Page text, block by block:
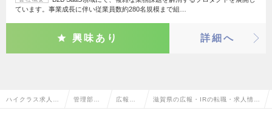
ています。事業成長に伴い従業員数約280名規模まで組…
興味あり 詳細へ
ハイクラス求人T 管理部門 広報・I 滋賀県の広報・IRの転職・求人情報